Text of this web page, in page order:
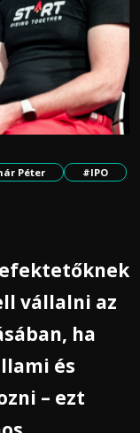
Péter
#IPO
vállalni az
ha
és
– ezt